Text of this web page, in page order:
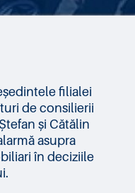
filialei
de consilierii
și Cătălin
asupra
în deciziile